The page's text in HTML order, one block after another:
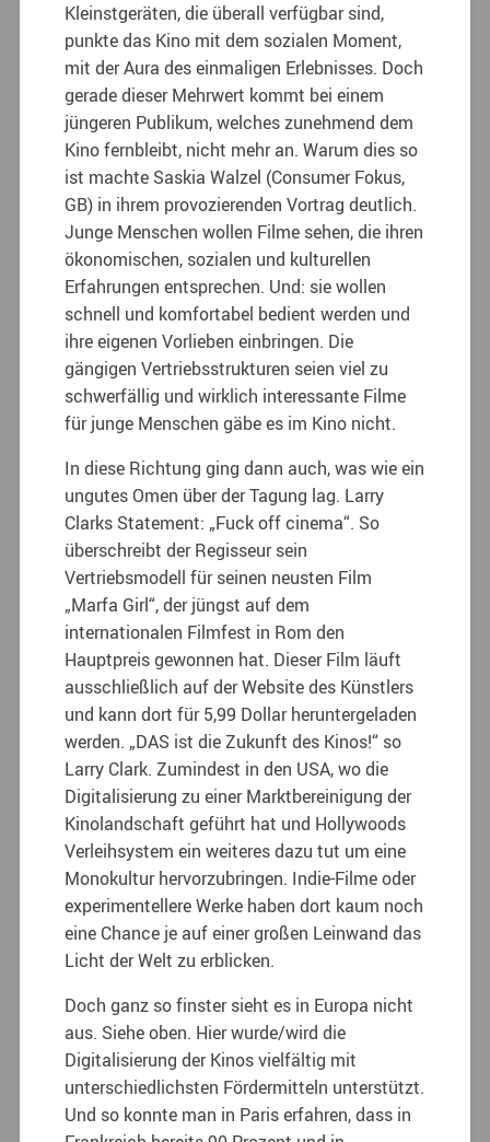
Kleinstgeräten, die überall verfügbar sind,
punkte das Kino mit dem sozialen Moment,
mit der Aura des einmaligen Erlebnisses. Doch
gerade dieser Mehrwert kommt bei einem
jüngeren Publikum, welches zunehmend dem
Kino fernbleibt, nicht mehr an. Warum dies so
ist machte Saskia Walzel (Consumer Fokus,
GB) in ihrem provozierenden Vortrag deutlich.
Junge Menschen wollen Filme sehen, die ihren
ökonomischen, sozialen und kulturellen
Erfahrungen entsprechen. Und: sie wollen
schnell und komfortabel bedient werden und
ihre eigenen Vorlieben einbringen. Die
gängigen Vertriebsstrukturen seien viel zu
schwerfällig und wirklich interessante Filme
für junge Menschen gäbe es im Kino nicht.
In diese Richtung ging dann auch, was wie ein
ungutes Omen über der Tagung lag. Larry
Clarks Statement: „Fuck off cinema“. So
überschreibt der Regisseur sein
Vertriebsmodell für seinen neusten Film
„Marfa Girl“, der jüngst auf dem
internationalen Filmfest in Rom den
Hauptpreis gewonnen hat. Dieser Film läuft
ausschließlich auf der Website des Künstlers
und kann dort für 5,99 Dollar heruntergeladen
werden. „DAS ist die Zukunft des Kinos!“ so
Larry Clark. Zumindest in den USA, wo die
Digitalisierung zu einer Marktbereinigung der
Kinolandschaft geführt hat und Hollywoods
Verleihsystem ein weiteres dazu tut um eine
Monokultur hervorzubringen. Indie-Filme oder
experimentellere Werke haben dort kaum noch
eine Chance je auf einer großen Leinwand das
Licht der Welt zu erblicken.
Doch ganz so finster sieht es in Europa nicht
aus. Siehe oben. Hier wurde/wird die
Digitalisierung der Kinos vielfältig mit
unterschiedlichsten Fördermitteln unterstützt.
Und so konnte man in Paris erfahren, dass in